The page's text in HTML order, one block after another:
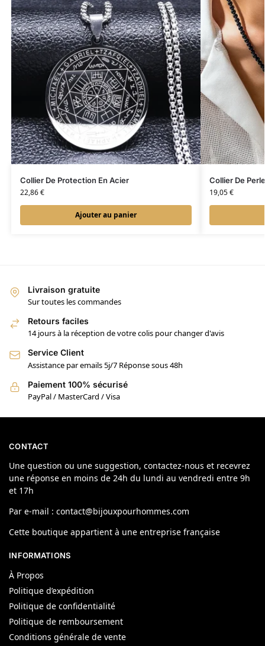
Collier De Protection En Acier
22,86€
Ajouter au panier
Collier De
19,05€
Livraison gratuite
Sur toutes les commandes
Retours faciles
14 jours à la réception de votre colis pour changer d'avis
Service Client
Assistance par emails 5j/7 Réponse sous 48h
Paiement 100% sécurisé
PayPal / MasterCard / Visa
CONTACT
Une question ou une suggestion, contactez-nous et recevrez
une réponse en moins de 24h du lundi au vendredi entre 9h
et 17h
Par e-mail : contact@bijouxpourhommes.com
Cette boutique appartient à une entreprise française
INFORMATIONS
À Propos
Politique d’expédition
Politique de confidentialité
Politique de remboursement
Conditions générale de vente